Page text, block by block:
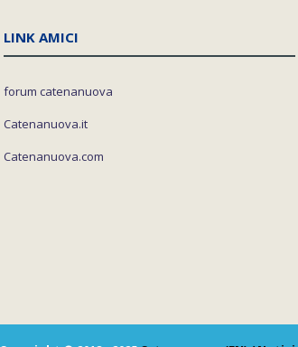
LINK AMICI
forum catenanuova
Catenanuova.it
Catenanuova.com